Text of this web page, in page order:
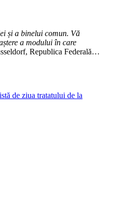
și a binelui comun. Vă
a modului în care
Republica Federală…
de ziua tratatului de la